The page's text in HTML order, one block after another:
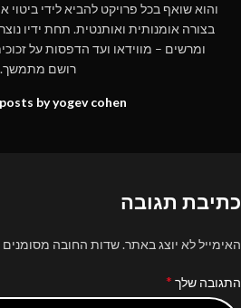
והוא שואף בכל פרויקט להביא לידי
בצורה אומנותית ואותנטית. תחת ידיו
ומרשים – מווידאו ועד הדפסות על
רושם מתמשך.
by yogev cohen
כתיבת תגובה
האימייל לא יוצג באתר.שדות החובה מסומנים
התגובה שלך *